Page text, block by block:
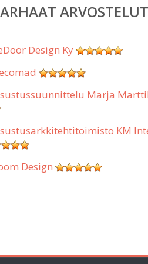
ARVOSTELUT
Design Ky
Marja
KM
Design